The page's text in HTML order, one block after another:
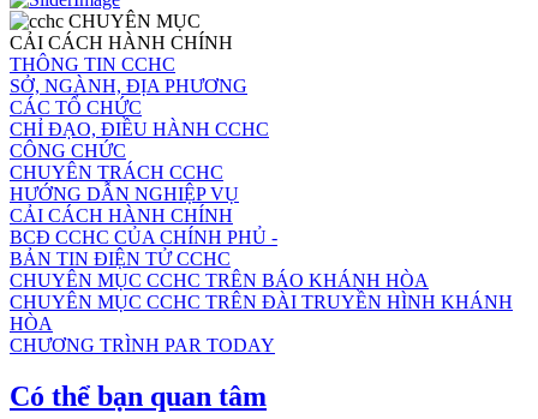
CHUYÊN MỤC
CẢI CÁCH HÀNH CHÍNH
THÔNG TIN CCHC
SỞ, NGÀNH, ĐỊA PHƯƠNG
CÁC TỔ CHỨC
CHỈ ĐẠO, ĐIỀU HÀNH CCHC
CÔNG CHỨC
CHUYÊN TRÁCH CCHC
HƯỚNG DẪN NGHIỆP VỤ
CẢI CÁCH HÀNH CHÍNH
BCĐ CCHC CỦA CHÍNH PHỦ -
BẢN TIN ĐIỆN TỬ CCHC
CHUYÊN MỤC CCHC TRÊN BÁO KHÁNH HÒA
CHUYÊN MỤC CCHC TRÊN ĐÀI TRUYỀN HÌNH KHÁNH
HÒA
CHƯƠNG TRÌNH PAR TODAY
Có thể bạn quan tâm